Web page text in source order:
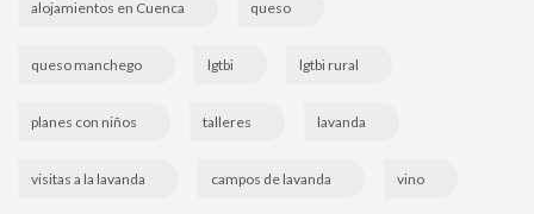
alojamientos en Cuenca queso
queso manchego lgtbi lgtbi rural
planes con niños talleres lavanda
visitas a la lavanda campos de lavanda vino